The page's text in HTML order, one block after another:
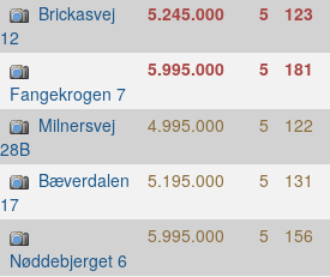
Brickasvej
12
5.245.000 5 123
Fangekrogen 7
5.995.000 5 181
Milnersvej
28B
4.995.000 5 122
Bæverdalen
17
5.195.000 5 131
Nøddebjerget 6
5.995.000 5 156